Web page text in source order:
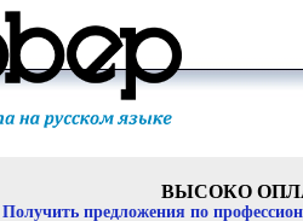
ВЫСОКО
Получить предложения по